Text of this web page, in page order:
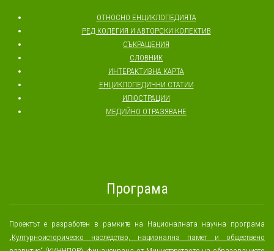
ОТНОСНО ЕНЦИКЛОПЕДИЯТА
РЕД КОЛЕГИЯ И АВТОРСКИ КОЛЕКТИВ
СЪКРАЩЕНИЯ
СЛОВНИК
ИНТЕРАКТИВНА КАРТА
ЕНЦИКЛОПЕДИЧНИ СТАТИИ
ИЛЮСТРАЦИИ
МЕДИЙНО ОТРАЗЯВАНЕ
Програма
Проектът е разработен в рамките на Националната научна програма
„Културноисторическо наследство, национална памет и обществено